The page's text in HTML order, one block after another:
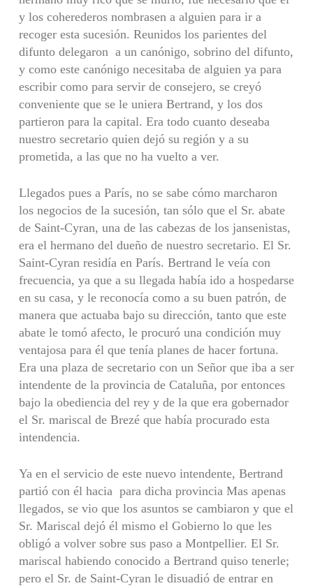
y los coherederos nombrasen a alguien para ir a
recoger esta sucesión. Reunidos los parientes del
difunto delegaron a un canónigo, sobrino del difunto,
y como este canónigo necesitaba de alguien ya para
escribir como para servir de consejero, se creyó
conveniente que se le uniera Bertrand, y los dos
partieron para la capital. Era todo cuanto deseaba
nuestro secretario quien dejó su región y a su
prometida, a las que no ha vuelto a ver.
Llegados pues a París, no se sabe cómo marcharon
los negocios de la sucesión, tan sólo que el Sr. abate
de Saint-Cyran, una de las cabezas de los jansenistas,
era el hermano del dueño de nuestro secretario. El Sr.
Saint-Cyran residía en París. Bertrand le veía con
frecuencia, ya que a su llegada había ido a hospedarse
en su casa, y le reconocía como a su buen patrón, de
manera que actuaba bajo su dirección, tanto que este
abate le tomó afecto, le procuró una condición muy
ventajosa para él que tenía planes de hacer fortuna.
Era una plaza de secretario con un Señor que iba a ser
intendente de la provincia de Cataluña, por entonces
bajo la obediencia del rey y de la que era gobernador
el Sr. mariscal de Brezé que había procurado esta
intendencia.
Ya en el servicio de este nuevo intendente, Bertrand
partió con él hacia para dicha provincia Mas apenas
llegados, se vio que los asuntos se cambiaron y que el
Sr. Mariscal dejó él mismo el Gobierno lo que les
obligó a volver sobre sus paso a Montpellier. El Sr.
mariscal habiendo conocido a Bertrand quiso tenerle;
pero el Sr. de Saint-Cyran le disuadió de entrar en